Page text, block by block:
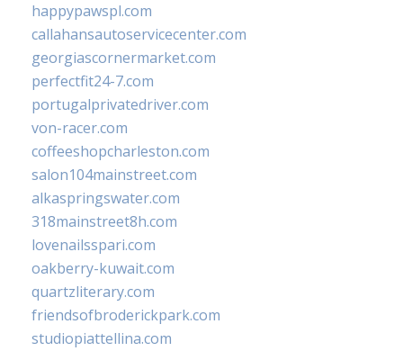
happypawspl.com
callahansautoservicecenter.com
georgiascornermarket.com
perfectfit24-7.com
portugalprivatedriver.com
von-racer.com
coffeeshopcharleston.com
salon104mainstreet.com
alkaspringswater.com
318mainstreet8h.com
lovenailsspari.com
oakberry-kuwait.com
quartzliterary.com
friendsofbroderickpark.com
studiopiattellina.com